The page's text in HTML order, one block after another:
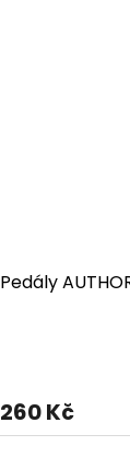
Pedály
260 Kč